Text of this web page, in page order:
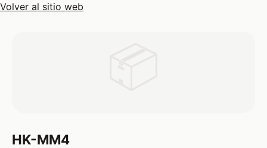
Volver al sitio web
HK-MM4